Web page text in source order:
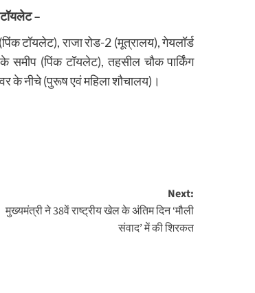
टॉयलेट –
टॉयलेट), राजा रोड-2 (मूत्रालय), गेयलॉर्ड
समीप (पिंक टॉयलेट), तहसील चौक पार्किंग
के नीचे (पुरूष एवं महिला शौचालय)।
Next:
मुख्यमंत्री ने 38वें राष्ट्रीय खेल के अंतिम दिन ‘मौली
संवाद’ में की शिरकत